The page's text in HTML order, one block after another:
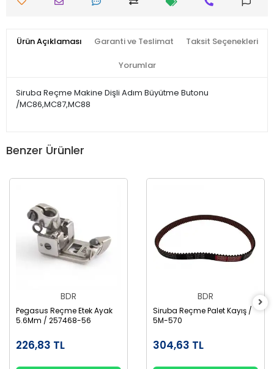
Ürün Açıklaması Garanti ve Teslimat Taksit Seçenekleri
Yorumlar
Siruba Reçme Makine Dişli Adım Büyütme Butonu
/MC86,MC87,MC88
Benzer Ürünler
BDR
Pegasus Reçme Etek Ayak
5.6Mm / 257468-56
226,83 TL
BDR
Siruba Reçme Palet Kayış /
5M-570
304,63 TL